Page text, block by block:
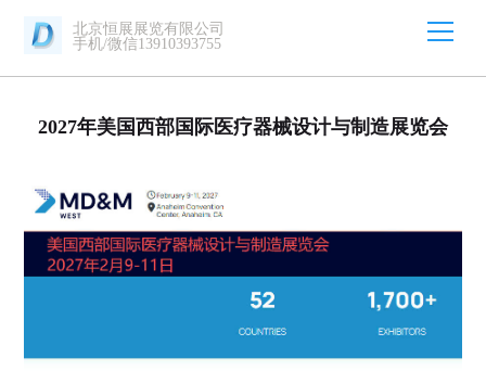
北京恒展展览有限公司
手机/微信13910393755
2027年美国西部国际医疗器械设计与制造展览会